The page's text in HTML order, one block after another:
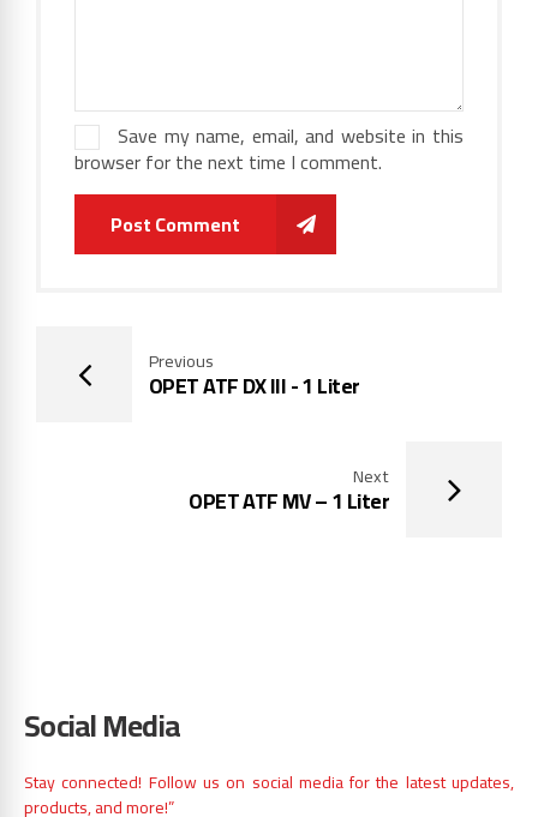
Save my name, email, and website in this
browser for the next time I comment.
Post Comment
Previous
OPET ATF DX III - 1 Liter
Next
OPET ATF MV – 1 Liter
Social Media
Stay connected! Follow us on social media for the latest updates,
products, and more!”